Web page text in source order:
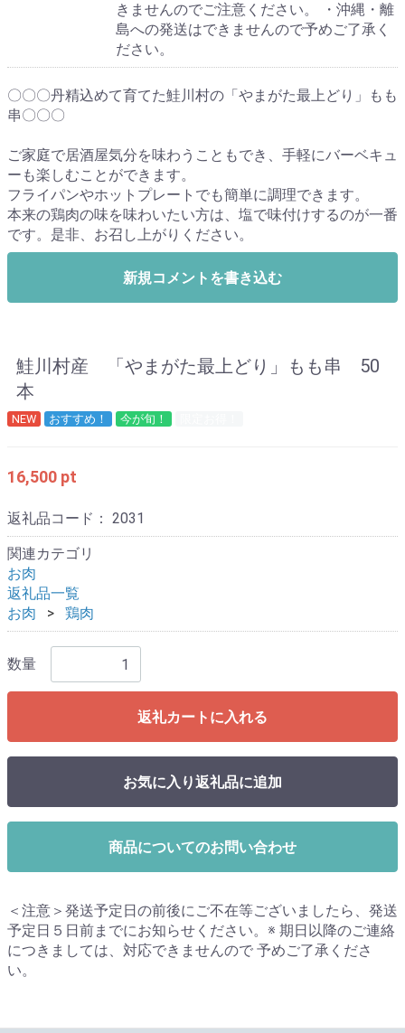
きませんのでご注意ください。 ・沖縄・離
島への発送はできませんので予めご了承く
ださい。
〇〇〇丹精込めて育てた鮭川村の「やまがた最上どり」もも
串〇〇〇
ご家庭で居酒屋気分を味わうこともでき、手軽にバーベキュ
ーも楽しむことができます。
フライパンやホットプレートでも簡単に調理できます。
本来の鶏肉の味を味わいたい方は、塩で味付けするのが一番
です。是非、お召し上がりください。
新規コメントを書き込む
鮭川村産 「やまがた最上どり」もも串 50
本
NEW おすすめ！ 今が旬！
16,500 pt
返礼品コード： 2031
関連カテゴリ
お肉
返礼品一覧
お肉
鶏肉
数量
返礼カートに入れる
お気に入り返礼品に追加
商品についてのお問い合わせ
＜注意＞発送予定日の前後にご不在等ございましたら、発送
予定日５日前までにお知らせください。※ 期日以降のご連絡
につきましては、対応できませんので 予めご了承くださ
い。